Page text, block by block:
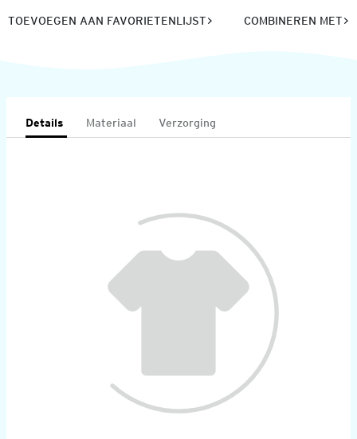
TOEVOEGEN AAN FAVORIETENLIJST COMBINEREN MET
Details Materiaal Verzorging